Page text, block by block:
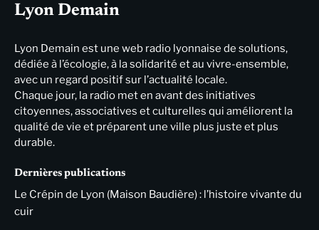
Lyon Demain
Lyon Demain est une web radio lyonnaise de solutions,
dédiée à l’écologie, à la solidarité et au vivre-ensemble,
avec un regard positif sur l’actualité locale.
Chaque jour, la radio met en avant des initiatives
citoyennes, associatives et culturelles qui améliorent la
qualité de vie et préparent une ville plus juste et plus
durable.
Dernières publications
Le Crépin de Lyon (Maison Baudière) : l’histoire vivante du
cuir